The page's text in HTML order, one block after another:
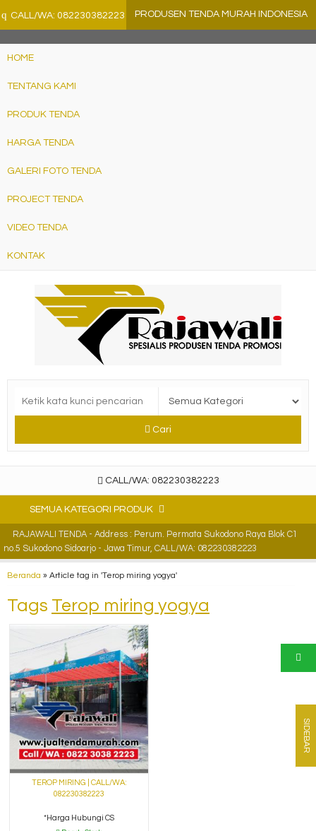
q CALL/WA: 082230382223 PRODUSEN TENDA MURAH INDONESIA
HOME
TENTANG KAMI
PRODUK TENDA
HARGA TENDA
GALERI FOTO TENDA
PROJECT TENDA
VIDEO TENDA
KONTAK
Cari
CALL/WA: 082230382223
SEMUA KATEGORI PRODUK
RAJAWALI TENDA - Address : Perum. Permata Sukodono Raya Blok C1
no.5 Sukodono Sidoarjo - Jawa Timur, CALL/WA: 082230382223
Beranda » Article tag in 'Terop miring yogya'
Tags Terop miring yogya
TEROP MIRING | CALL/WA:
082230382223
*Harga Hubungi CS
SIDEBAR